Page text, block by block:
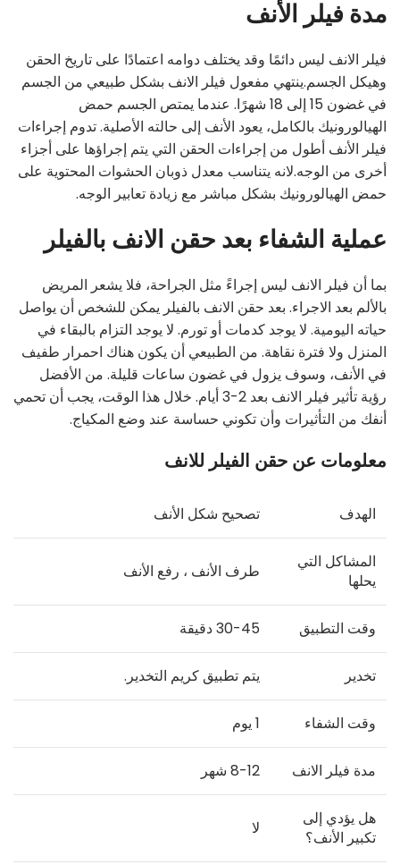
مدة فيلر الأنف
فيلر الانف ليس دائمًا وقد يختلف دوامه اعتمادًا على تاريخ الحقن
وهيكل الجسم.ينتهي مفعول فيلر الانف بشكل طبيعي من الجسم
في غضون 15 إلى 18 شهرًا. عندما يمتص الجسم حمض
الهيالورونيك بالكامل، يعود الأنف إلى حالته الأصلية. تدوم إجراءات
فيلر الأنف أطول من إجراءات الحقن التي يتم إجراؤها على أجزاء
أخرى من الوجه.لانه يتناسب معدل ذوبان الحشوات المحتوية على
حمض الهيالورونيك بشكل مباشر مع زيادة تعابير الوجه.
عملية الشفاء بعد حقن الانف بالفيلر
بما أن فيلر الانف ليس إجراءً مثل الجراحة، فلا يشعر المريض
بالألم بعد الاجراء. بعد حقن الانف بالفيلر يمكن للشخص أن يواصل
حياته اليومية. لا يوجد كدمات أو تورم. لا يوجد التزام بالبقاء في
المنزل ولا فترة نقاهة. من الطبيعي أن يكون هناك احمرار طفيف
في الأنف، وسوف يزول في غضون ساعات قليلة. من الأفضل
رؤية تأثير فيلر الانف بعد 2-3 أيام. خلال هذا الوقت، يجب أن تحمي
أنفك من التأثيرات وأن تكوني حساسة عند وضع المكياج.
معلومات عن حقن الفيلر للانف
الهدف تصحيح شكل الأنف
المشاكل التي
يحلها
طرف الأنف ، رفع الأنف
وقت التطبيق 30-45 دقيقة
تخدير يتم تطبيق كريم التخدير.
وقت الشفاء 1 يوم
مدة فيلر الانف 8-12 شهر
هل يؤدي إلى
تكبير الأنف؟
لا